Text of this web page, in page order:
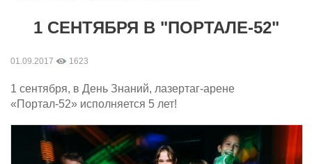
1 СЕНТЯБРЯ В "ПОРТАЛЕ-52"
01.09.2017 1623
1 сентября, в День Знаний, лазертаг-арене
«Портал-52» исполняется 5 лет!